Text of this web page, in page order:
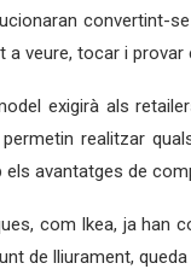
convertint-
a veure, tocar i
exigirà als
realitzar
avantatges de
com Ikea, ja han
de lliurament,